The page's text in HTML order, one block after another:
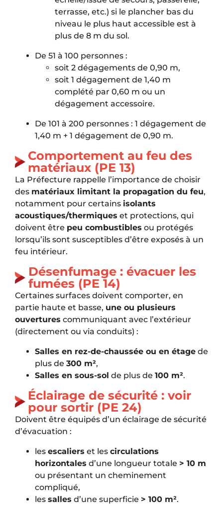
terrasse, etc.) si le plancher bas du
niveau le plus haut accessible est à
plus de 8 m du sol.
De 51 à 100 personnes :
soit 2 dégagements de 0,90 m,
soit 1 dégagement de 1,40 m
complété par 0,60 m ou un
dégagement accessoire.
De 101 à 200 personnes : 1 dégagement de
1,40 m + 1 dégagement de 0,90 m.
Comportement au feu des
matériaux (PE 13)
La Préfecture rappelle l’importance de choisir
des matériaux limitant la propagation du feu,
notamment pour certains isolants
acoustiques/thermiques et protections, qui
doivent être peu combustibles ou protégés
lorsqu’ils sont susceptibles d’être exposés à un
feu intérieur.
Désenfumage : évacuer les
fumées (PE 14)
Certaines surfaces doivent comporter, en
partie haute et basse, une ou plusieurs
ouvertures communiquant avec l’extérieur
(directement ou via conduits) :
Salles en rez-de-chaussée ou en étage de
plus de 300 m²,
Salles en sous-sol de plus de 100 m².
Éclairage de sécurité : voir
pour sortir (PE 24)
Doivent être équipés d’un éclairage de sécurité
d’évacuation :
les escaliers et les circulations
horizontales d’une longueur totale > 10 m
ou présentant un cheminement
compliqué,
les salles d’une superficie > 100 m².